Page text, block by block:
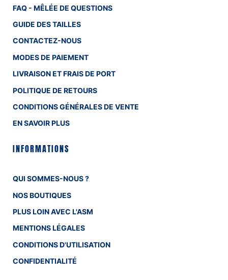
FAQ - MÊLÉE DE QUESTIONS
GUIDE DES TAILLES
CONTACTEZ-NOUS
MODES DE PAIEMENT
LIVRAISON ET FRAIS DE PORT
POLITIQUE DE RETOURS
CONDITIONS GÉNÉRALES DE VENTE
EN SAVOIR PLUS
INFORMATIONS
QUI SOMMES-NOUS ?
NOS BOUTIQUES
PLUS LOIN AVEC L'ASM
MENTIONS LÉGALES
CONDITIONS D'UTILISATION
CONFIDENTIALITÉ